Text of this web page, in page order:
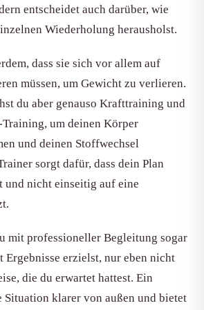
entscheidet auch darüber, wie
Wiederholung herausholst.
dass sie sich vor allem auf
müssen, um Gewicht zu verlieren.
du aber genauso Krafttraining und
um deinen Körper
und deinen Stoffwechsel
sorgt dafür, dass dein Plan
und nicht einseitig auf eine
mit professioneller Begleitung sogar
Ergebnisse erzielst, nur eben nicht
die du erwartet hattest. Ein
Situation klarer von außen und bietet